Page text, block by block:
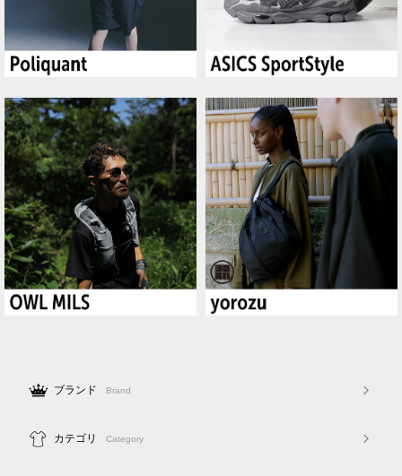
ブランド Brand
カテゴリ Category